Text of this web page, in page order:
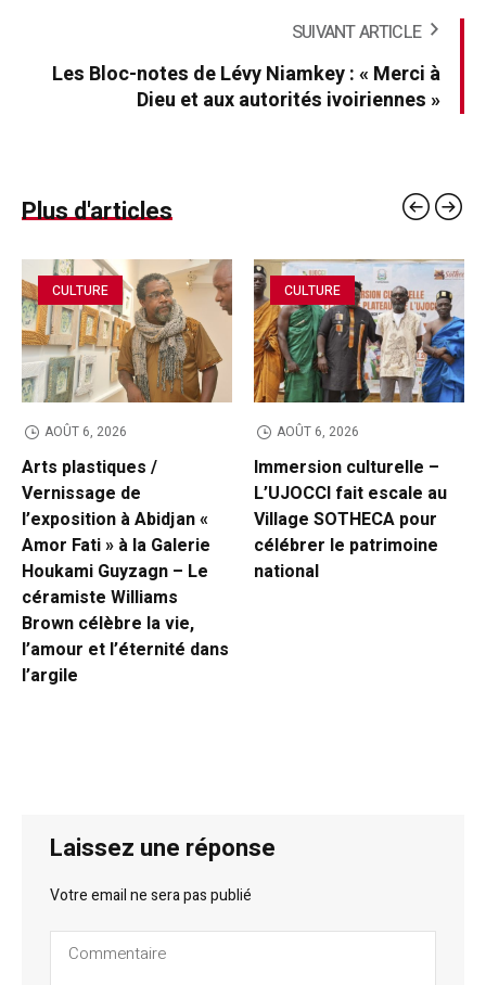
SUIVANT ARTICLE
Les Bloc-notes de Lévy Niamkey : « Merci à
Dieu et aux autorités ivoiriennes »
Plus d'articles
CULTURE
AOÛT 6, 2026
Arts plastiques /
Vernissage de
l’exposition à Abidjan «
Amor Fati » à la Galerie
Houkami Guyzagn – Le
céramiste Williams
Brown célèbre la vie,
l’amour et l’éternité dans
l’argile
CULTURE
AOÛT 6, 2026
Immersion culturelle –
L’UJOCCI fait escale au
Village SOTHECA pour
célébrer le patrimoine
national
Laissez une réponse
Votre email ne sera pas publié